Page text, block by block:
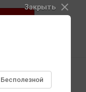
Закрыть
Бесполезной